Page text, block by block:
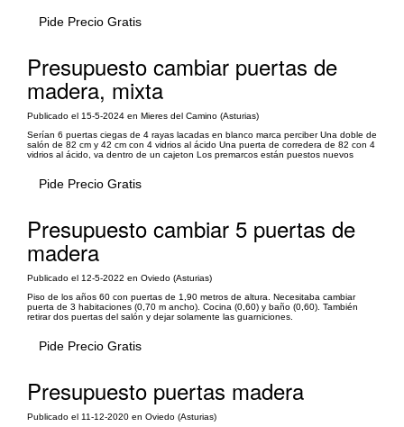
Pide Precio Gratis
Presupuesto cambiar puertas de
madera, mixta
Publicado el 15-5-2024 en Mieres del Camino (Asturias)
Serían 6 puertas ciegas de 4 rayas lacadas en blanco marca perciber Una doble de
salón de 82 cm y 42 cm con 4 vidrios al ácido Una puerta de corredera de 82 con 4
vidrios al ácido, va dentro de un cajeton Los premarcos están puestos nuevos
Pide Precio Gratis
Presupuesto cambiar 5 puertas de
madera
Publicado el 12-5-2022 en Oviedo (Asturias)
Piso de los años 60 con puertas de 1,90 metros de altura. Necesitaba cambiar
puerta de 3 habitaciones (0,70 m ancho). Cocina (0,60) y baño (0,60). También
retirar dos puertas del salón y dejar solamente las guarniciones.
Pide Precio Gratis
Presupuesto puertas madera
Publicado el 11-12-2020 en Oviedo (Asturias)